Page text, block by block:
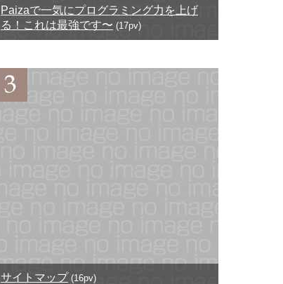
Paizaで一気にプログラミング力を上げ
る！これは最強です〜 (17pv)
サイトマップ (16pv)